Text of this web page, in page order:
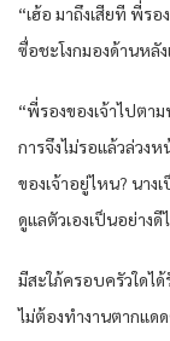
“เฮ้อ มาถึงเสียที พี่ร
ซื่อชะโงกมองด้านหลั
“พี่รองของเจ้าไปตา
การจึงไม่รอแล้วล่วง
ของเจ้าอยู่ไหน? นาง
ดูแลตัวเองเป็นอย่างดี
มีสะใภ้ครอบครัวใดไ
ไม่ต้องทำงานตากแด